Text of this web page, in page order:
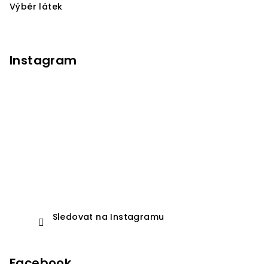
Výběr látek
Instagram
Sledovat na Instagramu